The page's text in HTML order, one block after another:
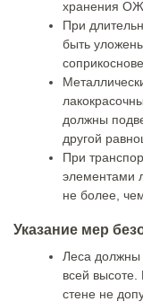
хранения
При
быть
должны
другой
При
элементами
не более,
Указание мер
Леса должны
всей высоте.
стене не